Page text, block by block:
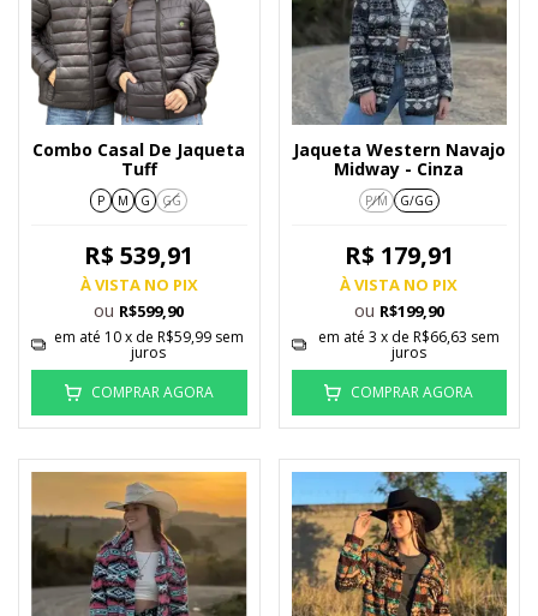
Combo Casal De Jaqueta
Tuff
P M G GG
R$ 539,91
À VISTA NO PIX
ou R$599,90
em até 10x de R$59,99 sem
juros
COMPRAR AGORA
Jaqueta Western Navajo
Midway - Cinza
P/M G/GG
R$ 179,91
À VISTA NO PIX
ou R$199,90
em até 3 x de R$66,63 sem
juros
COMPRAR AGORA